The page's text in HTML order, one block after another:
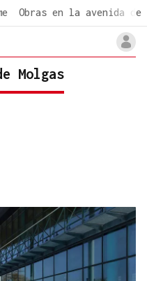
Obras en la avenida de
Molgas